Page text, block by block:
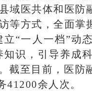
域医共体和医防
等方式，全面掌
“一人一档”动
识，引导养成
截至目前，医防
余人次。